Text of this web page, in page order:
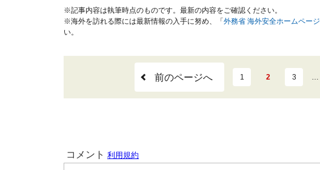
※記事内容は執筆時点のものです。最新の内容をご確認ください。
※海外を訪れる際には最新情報の入手に努め、「 外務省 海外安全ホームページ
い。
前のページへ 1 2 3 …